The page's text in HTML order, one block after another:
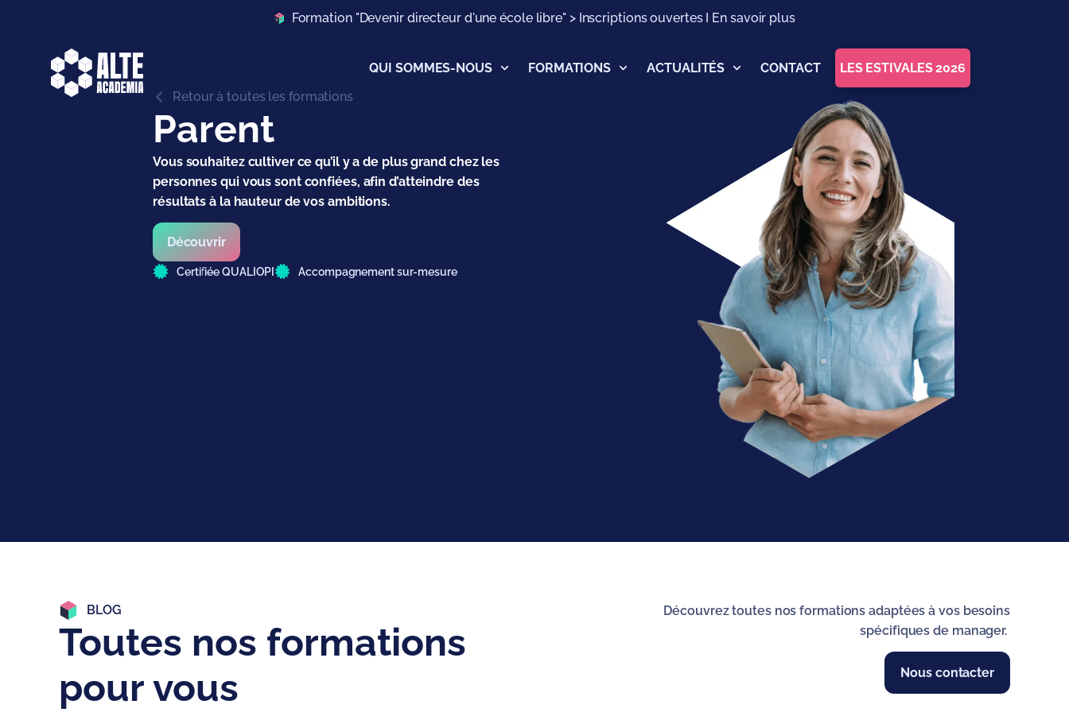
Formation "Devenir directeur d'une école libre" > Inscriptions ouvertes I En savoir plus
QUI SOMMES-NOUS FORMATIONS ACTUALITÉS CONTACT
LES ESTIVALES 2026
Retour à toutes les formations
Parent
Vous souhaitez cultiver ce qu’il y a de plus grand chez les
personnes qui vous sont confiées, afin d’atteindre des
résultats à la hauteur de vos ambitions.
Découvrir
Certifiée QUALIOPI Accompagnement sur-mesure
BLOG
Toutes nos formations
pour vous
Découvrez toutes nos formations adaptées à vos besoins
spécifiques de manager.
Nous contacter